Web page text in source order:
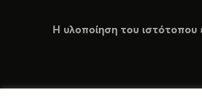
Η υλοποίηση του